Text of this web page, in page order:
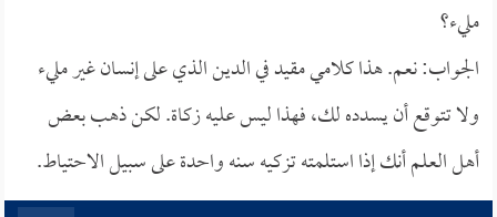
مليء؟
الجواب: نعم. هذا كلامي مقيد في الدين الذي على إنسان غير مليء
ولا تتوقع أن يسدده لك، فهذا ليس عليه زكاة. لكن ذهب بعض
أهل العلم أنك إذا استلمته تزكيه سنه واحدة على سبيل الاحتياط.